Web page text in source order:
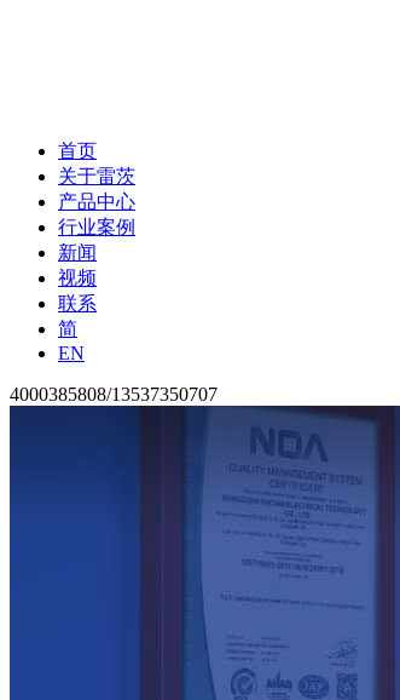
首页
关于雷茨
产品中心
行业案例
新闻
视频
联系
简
EN
4000385808/13537350707